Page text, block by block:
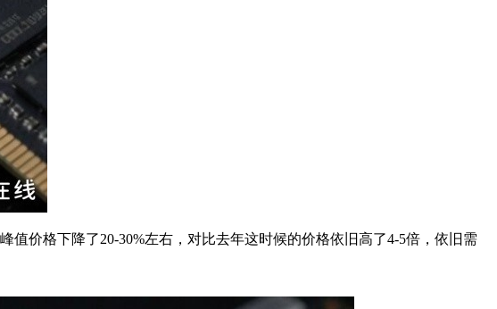
价格下降了20-30%左右，对比去年这时候的价格依旧高了4-5倍，依旧需